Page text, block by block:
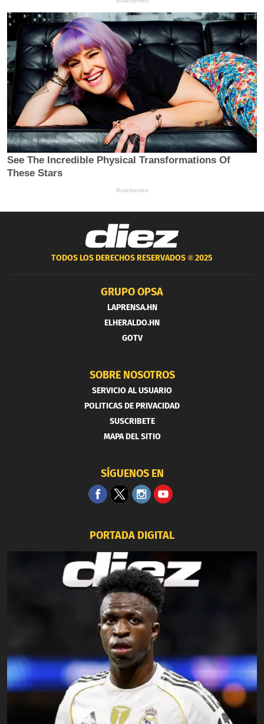
TODOS LOS DERECHOS RESERVADOS ®2025
GRUPO OPSA
LAPRENSA.HN
ELHERALDO.HN
GOTV
SOBRE NOSOTROS
SERVICIO AL USUARIO
POLITICAS DE PRIVACIDAD
SUSCRIBETE
MAPA DEL SITIO
SÍGUENOS EN
PORTADA DIGITAL